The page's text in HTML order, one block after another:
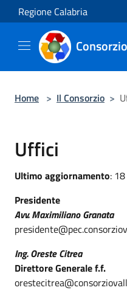
Salta al contenuto principale
Regione Calabria
Home > Il Consorzio >
Uffici
Ultimo aggiornamento:
Presidente
Avv. Maximiliano Granata
Ing. Oreste Citrea
Direttore Generale f.f.